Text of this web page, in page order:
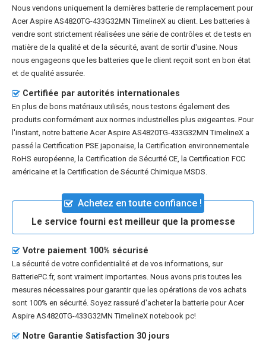
Nous vendons uniquement la dernières batterie de remplacement pour
Acer Aspire AS4820TG-433G32MN TimelineX au client. Les batteries à
vendre sont strictement réalisées une série de contrôles et de tests en
matière de la qualité et de la sécurité, avant de sortir d'usine. Nous
nous engageons que les batteries que le client reçoit sont en bon état
et de qualité assurée.
Certifiée par autorités internationales
En plus de bons matériaux utilisés, nous testons également des
produits conformément aux normes industrielles plus exigeantes. Pour
l'instant, notre batterie Acer Aspire AS4820TG-433G32MN TimelineX a
passé la Certification PSE japonaise, la Certification environnementale
RoHS européenne, la Certification de Sécurité CE, la Certification FCC
américaine et la Certification de Sécurité Chimique MSDS.
Achetez en toute confiance !
Le service fourni est meilleur que la promesse
Votre paiement 100% sécurisé
La sécurité de votre confidentialité et de vos informations, sur
BatteriePC.fr, sont vraiment importantes. Nous avons pris toutes les
mesures nécessaires pour garantir que les opérations de vos achats
sont 100% en sécurité. Soyez rassuré d'acheter la batterie pour Acer
Aspire AS4820TG-433G32MN TimelineX notebook pc!
Notre Garantie Satisfaction 30 jours